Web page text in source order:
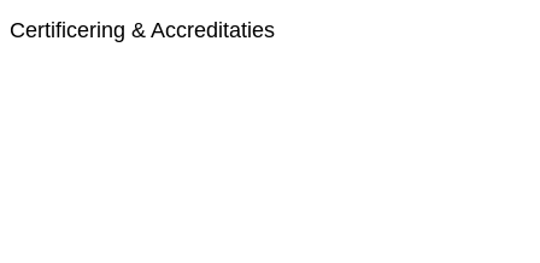
Certificering & Accreditaties